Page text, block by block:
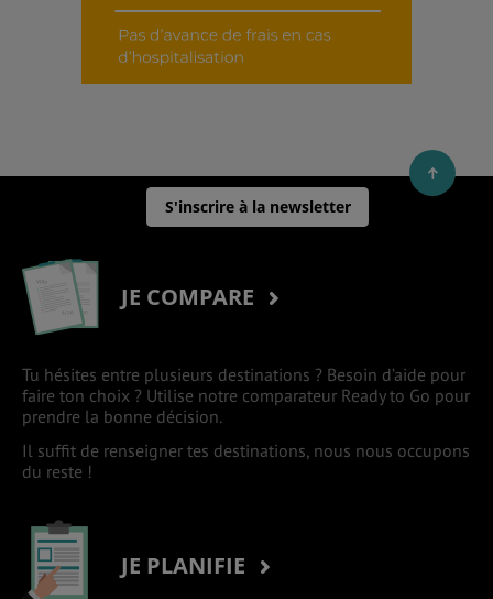
S'inscrire à la newsletter
JE COMPARE
Tu hésites entre plusieurs destinations ? Besoin d’aide pour
faire ton choix ? Utilise notre comparateur Ready to Go pour
prendre la bonne décision.
Il suffit de renseigner tes destinations, nous nous occupons
du reste !
JE PLANIFIE